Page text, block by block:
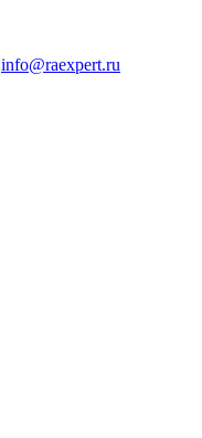
info@raexpert.ru